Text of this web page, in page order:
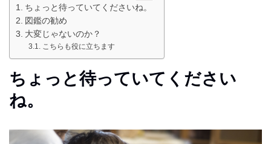
ちょっと待っていてくださいね。
図鑑の勧め
大変じゃないのか？
こちらも役に立ちます
ちょっと待っていてください
ね。